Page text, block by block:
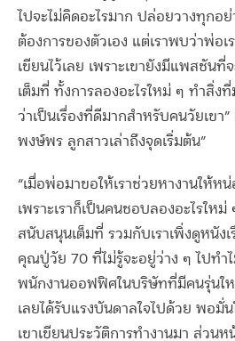
ไปจะไม่คิดอะไรมาก ปล่อยวางทุกอ
ต้องการของตัวเอง แต่เราพบว่าพ่อเ
เขียนไว้เลย เพราะเขายังมีแพสชัน
เต็มที่ ทั้งการลองอะไรใหม่ ๆ ทำสิ่ง
ว่าเป็นเรื่องที่ดีมากสำหรับคนวัยเข
พงษ์พร ลูกสาวเล่าถึงจุดเริ่มต้น”
“เมื่อพ่อมาขอให้เราช่วยหางานให้ห
เพราะเราก็เป็นคนชอบลองอะไรใหม่
สนับสนุนเต็มที่ รวมกับเราเพิ่งดูหนังเรื่
คุณปู่วัย 70 ที่ไม่รู้จะอยู่ว่าง ๆ ไปทำ
พนักงานออฟฟิศในบริษัทที่มีคนรุ่นให
เลยได้รับแรงบันดาลใจไปด้วย พอมั่น
เขาเขียนประวัติการทำงานมา ส่วนหน้